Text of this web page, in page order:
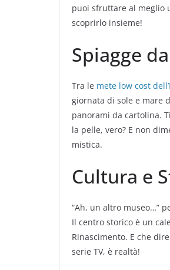
puoi sfruttare al meglio
scoprirlo insieme!
Spiagge
Tra le mete low cost
giornata di sole e mare
panorami da cartolina.
la pelle, vero? E non
mistica.
Cultura e
“Ah, un altro museo…”
Il centro storico è un
Rinascimento. E che
serie TV, è realtà!